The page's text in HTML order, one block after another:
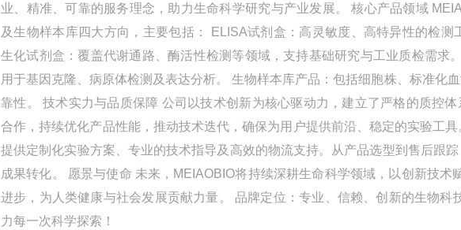
业、精准、可靠的服务理念，助力生命科学研究与产业发展。 核心产品领域
及生物样本库四大方向，主要包括： ELISA试剂盒：高灵敏度、高特异性的检
生化试剂盒：覆盖代谢通路、酶活性检测等领域，支持基础研究与工业质检需求
用于基因克隆、病原体检测及表达分析。 生物样本库产品：包括细胞株、标准化
靠性。 技术实力与品质保障 公司以技术创新为核心驱动力，建立了严格的质控
合作，持续优化产品性能，推动技术迭代，确保为用户提供前沿、稳定的实验工
提供定制化实验方案、专业的技术指导及高效的物流支持。从产品选型到售后跟
成果转化。 愿景与使命 未来，MEIAOBIO将持续深耕生命科学领域，以创新技
进步，为人类健康与社会发展贡献力量。 品牌定位：专业、信赖、创新的生物
力每一次科学探索！